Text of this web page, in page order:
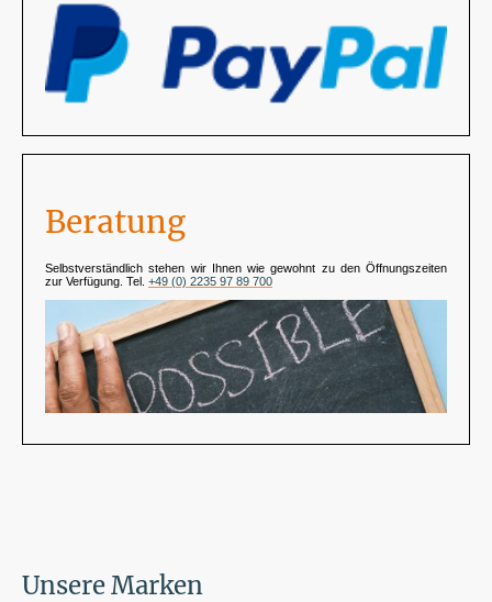
Beratung
Selbstverständlich stehen wir Ihnen wie gewohnt zu den Öffnungszeiten
zur Verfügung. Tel. +49 (0) 2235 97 89 700
Unsere Marken